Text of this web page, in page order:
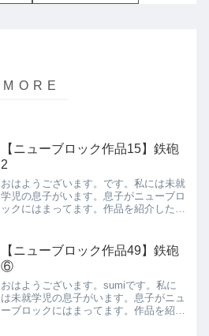
【ニューブロック作品15】鉄砲
2
おはようございます。です。私には未就
学児の息子がいます。息子がニューブロ
ックにはまってます。作品を紹介したい
ろから前からまとめ今回は息子が作った
鉄砲を紹介しました。また...
【ニューブロック作品49】鉄砲
⑥
おはようございます。sumiです。私に
は未就学児の息子がいます。息子がニュ
ーブロックにはまってます。作品を紹介